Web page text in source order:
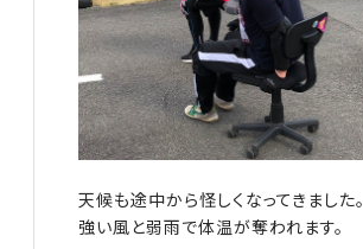
天候も途中から怪しくなってきました。
強い風と弱雨で体温が奪われます。